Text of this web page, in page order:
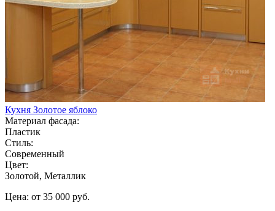
Кухня Золотое яблоко
Материал фасада:
Пластик
Стиль:
Современный
Цвет:
Золотой, Металлик
Цена: от 35 000 руб.